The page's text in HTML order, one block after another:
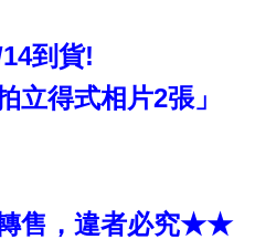
到貨!
立得式相片2張」
售，違者必究★★